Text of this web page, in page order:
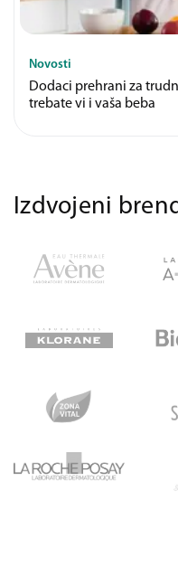
Novosti
Dodaci prehrani za
trebate vi i vaša beba
Izdvojeni